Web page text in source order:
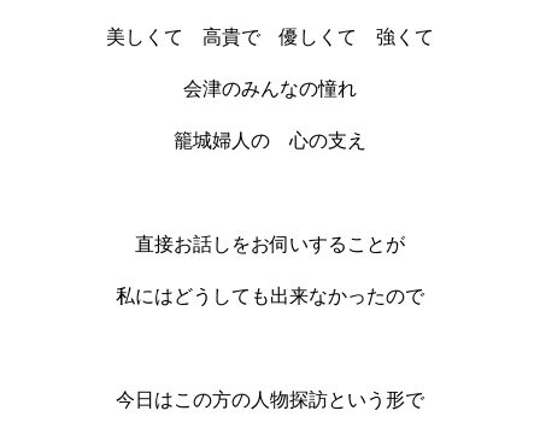
美しくて 高貴で 優しくて 強くて
会津のみんなの憧れ
籠城婦人の 心の支え
直接お話しをお伺いすることが
私にはどうしても出来なかったので
今日はこの方の人物探訪という形で